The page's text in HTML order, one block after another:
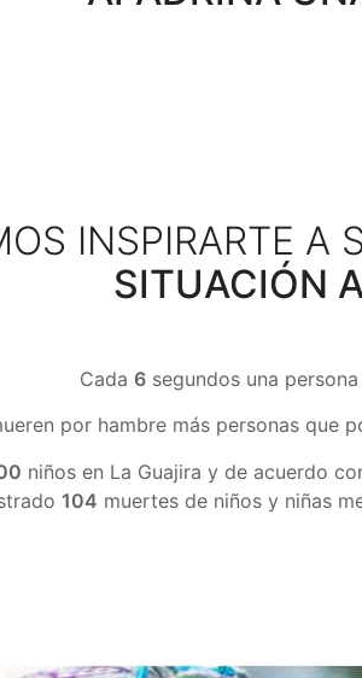
INSPIRARTE A
SITUACIÓN
Cada 6segundos una
por hambre más personas que
niños en La Guajira y de acuerdo
104 muertes de niños y niñas